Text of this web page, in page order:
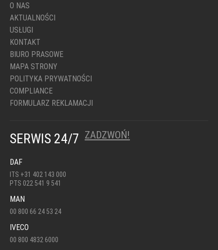
O NAS
AKTUALNOŚCI
USŁUGI
KONTAKT
BIURO PRASOWE
MAPA STRONY
POLITYKA PRYWATNOŚCI
COMPLIANCE
FORMULARZ REKLAMACJI
SERWIS 24/7 ZADZWOŃ!
DAF
ITS +31 402 143 000
PTS 022 541 9 541
MAN
00 800 66 24 53 24
IVECO
00 800 4832 6000